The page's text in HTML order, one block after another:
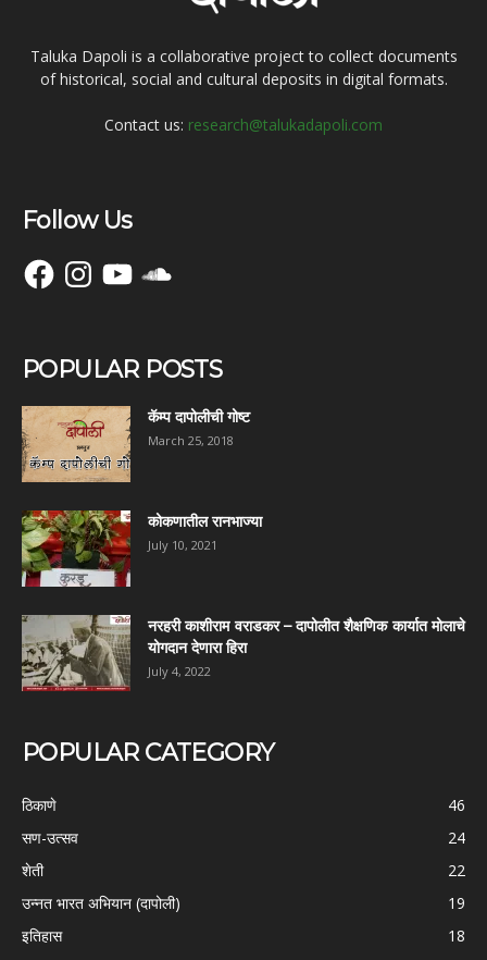
Taluka Dapoli is a collaborative project to collect documents
of historical, social and cultural deposits in digital formats.
Contact us: research@talukadapoli.com
Follow Us
FacebookInstagramYouTubeSoundCloud
POPULAR POSTS
कॅम्प दापोलीची गोष्ट
March 25, 2018
कोकणातील रानभाज्या
July 10, 2021
नरहरी काशीराम वराडकर – दापोलीत शैक्षणिक कार्यात मोलाचे
योगदान देणारा हिरा
July 4, 2022
POPULAR CATEGORY
ठिकाणे
46
सण-उत्सव
24
शेती
22
उन्नत भारत अभियान (दापोली)
19
इतिहास
18